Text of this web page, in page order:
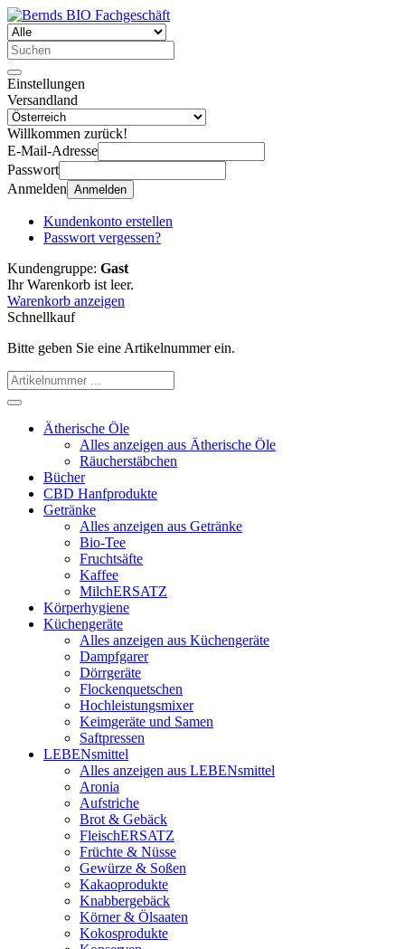
Einstellungen
Versandland
Willkommen zurück!
E-Mail-Adresse
Passwort
Anmelden Anmelden
Kundenkonto erstellen
Passwort vergessen?
Kundengruppe: Gast
Ihr Warenkorb ist leer.
Warenkorb anzeigen
Schnellkauf
Bitte geben Sie eine Artikelnummer ein.
Ätherische Öle
Alles anzeigen aus Ätherische Öle
Räucherstäbchen
Bücher
CBD Hanfprodukte
Getränke
Alles anzeigen aus Getränke
Bio-Tee
Fruchtsäfte
Kaffee
MilchERSATZ
Körperhygiene
Küchengeräte
Alles anzeigen aus Küchengeräte
Dampfgarer
Dörrgeräte
Flockenquetschen
Hochleistungsmixer
Keimgeräte und Samen
Saftpressen
LEBENsmittel
Alles anzeigen aus LEBENsmittel
Aronia
Aufstriche
Brot & Gebäck
FleischERSATZ
Früchte & Nüsse
Gewürze & Soßen
Kakaoprodukte
Knabbergebäck
Körner & Ölsaaten
Kokosprodukte